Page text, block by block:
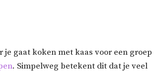
gaat koken met kaas voor een groep
. Simpelweg betekent dit dat je veel